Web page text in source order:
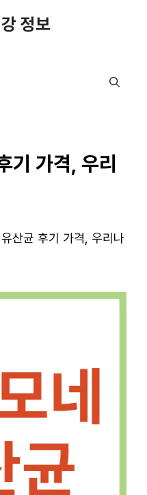
정보
기 가격, 우리
산균 후기 가격, 우리나